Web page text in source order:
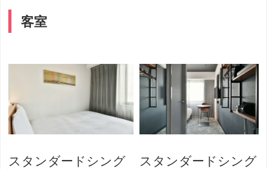
客室
スタンダードシング
スタンダードシング